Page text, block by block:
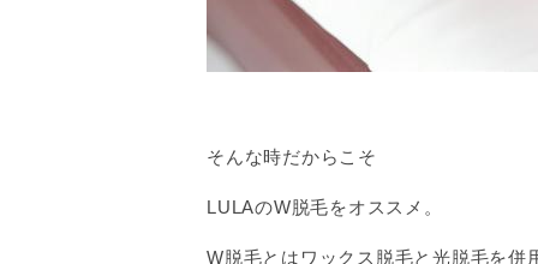
そんな時だからこそ
LULAのW脱毛をオススメ。
W脱毛とはワックス脱毛と光脱毛を併